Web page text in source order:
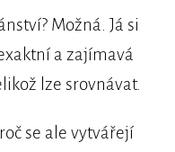
Možná. Já si
a zajímavá
lze srovnávat.
se ale vytvářejí